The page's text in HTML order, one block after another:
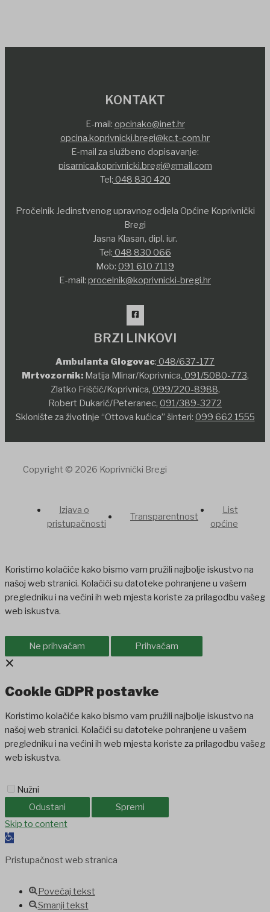
KONTAKT
E-mail: opcinako@inet.hr
opcina.koprivnicki.bregi@kc.t-com.hr
E-mail za službeno dopisavanje:
pisarnica.koprivnicki.bregi@gmail.com
Tel: 048 830 420
Pročelnik Jedinstvenog upravnog odjela Općine Koprivnički
Bregi
Jasna Klasan, dipl. iur.
Tel: 048 830 066
Mob: 091 610 7119
E-mail: procelnik@koprivnicki-bregi.hr
BRZI LINKOVI
Ambulanta Glogovac: 048/637-177
Mrtvozornik:Matija Mlinar/Koprivnica, 091/5080-773,
Zlatko Friščić/Koprivnica, 099/220-8988,
Robert Dukarić/Peteranec, 091/389-3272
Sklonište za životinje “Ottova kućica” šinteri: 099 662 1555
Copyright © 2026 Koprivnički Bregi
Izjava o
pristupačnosti
Transparentnost
List
općine
Koristimo kolačiće kako bismo vam pružili najbolje iskustvo na
našoj web stranici. Kolačići su datoteke pohranjene u vašem
pregledniku i na većini ih web mjesta koriste za prilagodbu vašeg
web iskustva.
Ne prihvaćam Prihvaćam
×
Cookie GDPR postavke
Koristimo kolačiće kako bismo vam pružili najbolje iskustvo na
našoj web stranici. Kolačići su datoteke pohranjene u vašem
pregledniku i na većini ih web mjesta koriste za prilagodbu vašeg
web iskustva.
Nužni
Odustani
Spremi
Skip to content
Open
Pristupačnost web stranica
Povećaj tekst
Smanji tekst